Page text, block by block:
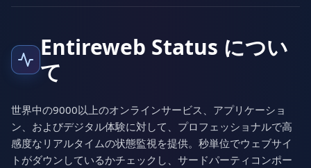
Entireweb Status につい
て
世界中の9000以上のオンラインサービス、アプリケーショ
ン、およびデジタル体験に対して、プロフェッショナルで高
感度なリアルタイムの状態監視を提供。秒単位でウェブサイ
トがダウンしているかチェックし、サードパーティコンポー